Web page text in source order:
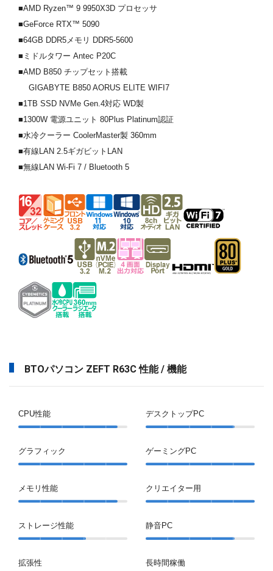
■AMD Ryzen™ 9 9950X3D プロセッサ
■GeForce RTX™ 5090
■64GB DDR5メモリ DDR5-5600
■ミドルタワー Antec P20C
■AMD B850 チップセット搭載
GIGABYTE B850 AORUS ELITE WIFI7
■1TB SSD NVMe Gen.4対応 WD製
■1300W 電源ユニット 80Plus Platinum認証
■水冷クーラー CoolerMaster製 360mm
■有線LAN 2.5ギガビットLAN
■無線LAN Wi-Fi 7 / Bluetooth 5
BTOパソコン ZEFT R63C 性能 / 機能
CPU性能
グラフィック
メモリ性能
ストレージ性能
拡張性
デスクトップPC
ゲーミングPC
クリエイター用
静音PC
長時間稼働